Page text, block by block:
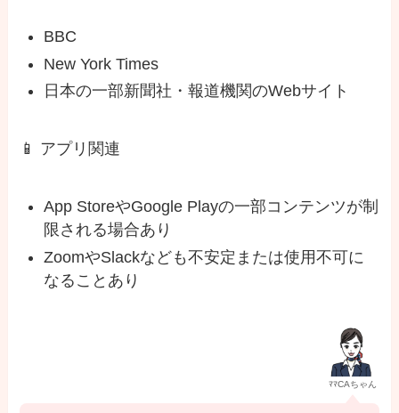
BBC
New York Times
日本の一部新聞社・報道機関のWebサイト
📱 アプリ関連
App StoreやGoogle Playの一部コンテンツが制
限される場合あり
ZoomやSlackなども不安定または使用不可に
なることあり
ﾏﾏCAちゃん